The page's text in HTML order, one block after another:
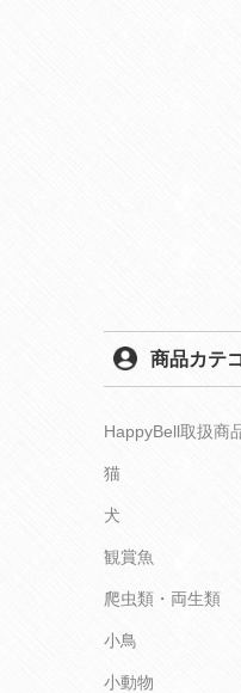
商品カテ
HappyBell取扱商
猫
犬
観賞魚
爬虫類・両生類
小鳥
小動物